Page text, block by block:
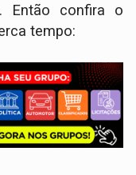
Então confira o
tempo: